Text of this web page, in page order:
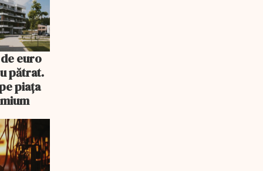
euro
pătrat.
piața